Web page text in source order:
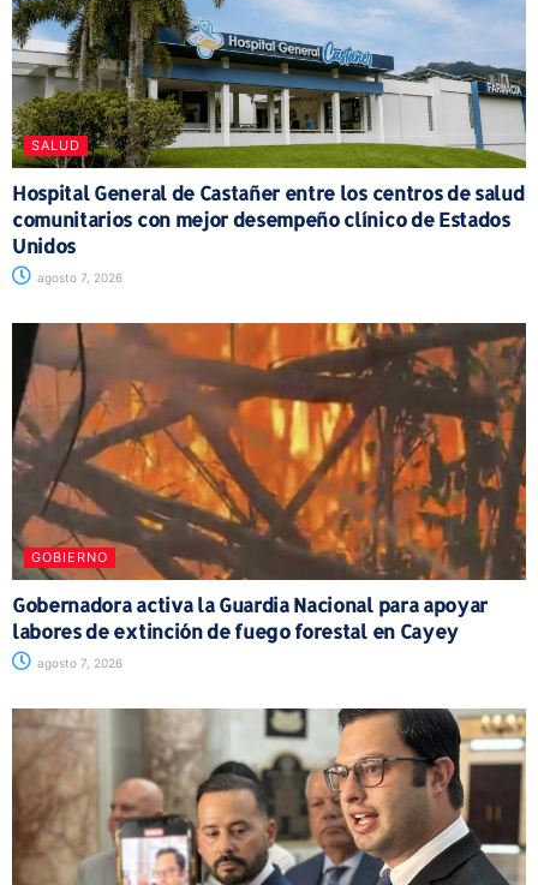
SALUD
Hospital General de Castañer entre los centros de salud
comunitarios con mejor desempeño clínico de Estados
Unidos
agosto 7, 2026
GOBIERNO
Gobernadora activa la Guardia Nacional para apoyar
labores de extinción de fuego forestal en Cayey
agosto 7, 2026